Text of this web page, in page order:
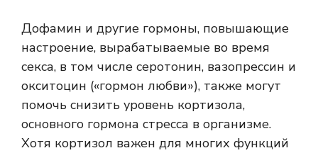
Дофамин и другие гормоны, повышающие
настроение, вырабатываемые во время
секса, в том числе серотонин, вазопрессин и
окситоцин («гормон любви»), также могут
помочь снизить уровень кортизола,
основного гормона стресса в организме.
Хотя кортизол важен для многих функций